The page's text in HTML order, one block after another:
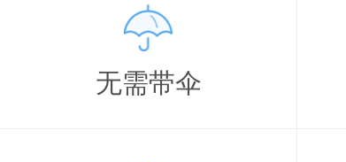
无需带伞